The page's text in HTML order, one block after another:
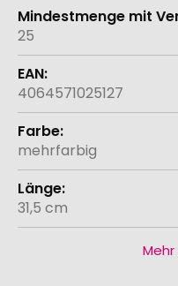
25
4064571025127
mehrfarbig
31,5 cm